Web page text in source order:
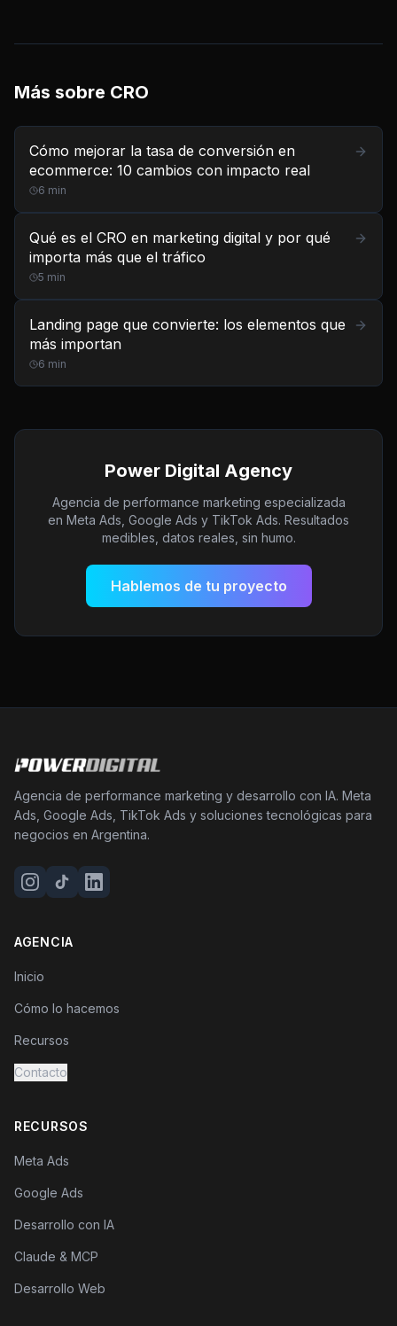
Más sobre CRO
Cómo mejorar la tasa de conversión en
ecommerce: 10 cambios con impacto real
6 min
Qué es el CRO en marketing digital y por qué
importa más que el tráfico
5 min
Landing page que convierte: los elementos que
más importan
6 min
Power Digital Agency
Agencia de performance marketing especializada
en Meta Ads, Google Ads y TikTok Ads. Resultados
medibles, datos reales, sin humo.
Hablemos de tu proyecto
Agencia de performance marketing y desarrollo con IA. Meta
Ads, Google Ads, TikTok Ads y soluciones tecnológicas para
negocios en Argentina.
AGENCIA
Inicio
Cómo lo hacemos
Recursos
Contacto
RECURSOS
Meta Ads
Google Ads
Desarrollo con IA
Claude & MCP
Desarrollo Web